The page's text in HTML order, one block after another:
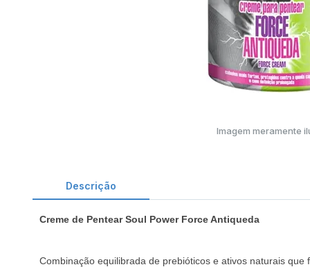
Imagem meramente
Descrição
Creme de Pentear Soul Power Force Antiqueda
Combinação equilibrada de prebióticos e ativos naturais